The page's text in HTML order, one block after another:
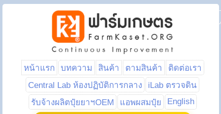
หน้าแรก บทความ สินค้า ตามสินค้า
ติดต่อเรา
Central Lab ห้องปฏิบัติการกลาง
iLab ตรวจดิน
รับจ้างผลิตปุ๋ยยาฯOEM
แอพผสมปุ๋ย English